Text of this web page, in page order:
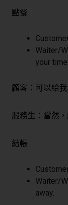
點餐
Waiter/
your
顧客：可以給
服務生：當然
結帳
Waiter/
away.